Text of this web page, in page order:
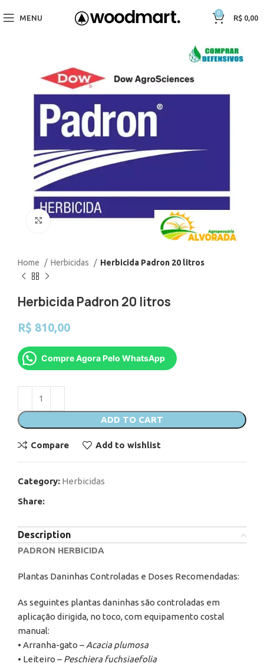
MENU
0
R$ 0,00
Click to enlarge
Home Herbicidas Herbicida Padron 20 litros
Herbicida Padron 20 litros
R$ 810,00
Compre Agora Pelo WhatsApp
ADD TO CART
Compare Add to wishlist
Category: Herbicidas
Share:
Description
PADRON HERBICIDA
Plantas Daninhas Controladas e Doses Recomendadas:
As seguintes plantas daninhas são controladas em
aplicação dirigida, no toco, com equipamento costal
manual:
• Arranha-gato – Acacia plumosa
• Leiteiro – Peschiera fuchsiaefolia